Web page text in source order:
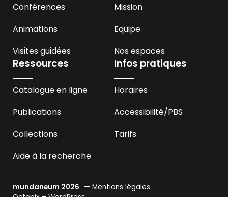
Conférences
Animations
Visites guidées
Mission
Equipe
Nos espaces
Ressources
Catalogue en ligne
Publications
Collections
Aide à la recherche
Infos pratiques
Horaires
Accessibilité/PBS
Tarifs
mundaneum 2026 — Mentions légales